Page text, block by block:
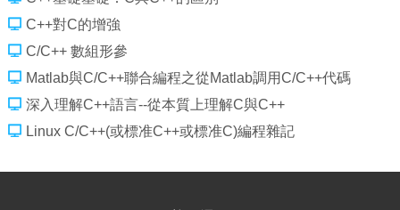
C++對C的增強
C/C++ 數組形參
Matlab與C/C++聯合編程之從Matlab調用C/C++代碼
深入理解C++語言--從本質上理解C與C++
Linux C/C++(或標准C++或標准C)編程雜記